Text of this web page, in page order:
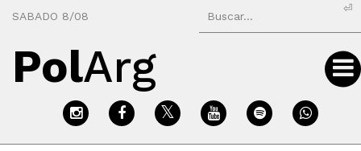
SABADO 8/08
⏎
PolArg